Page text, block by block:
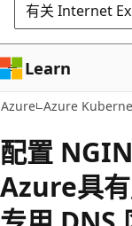
有关 Internet
Learn
Azure Azure
配置
Azure具